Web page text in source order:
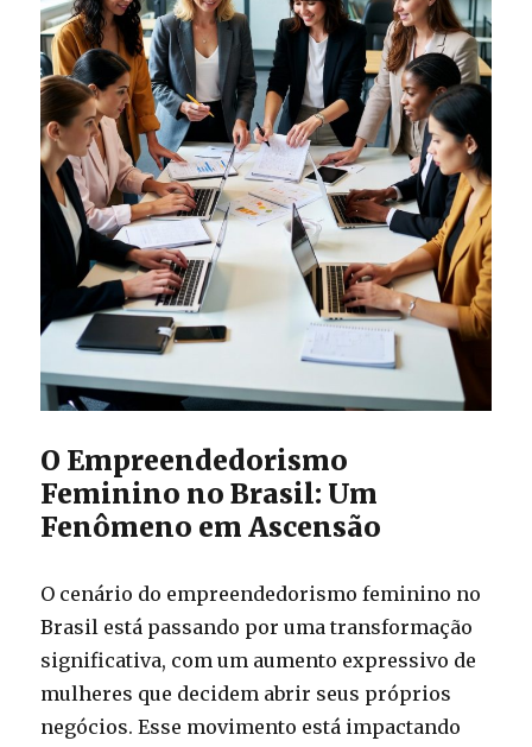
O Empreendedorismo
Feminino no Brasil: Um
Fenômeno em Ascensão
O cenário do empreendedorismo feminino no
Brasil está passando por uma transformação
significativa, com um aumento expressivo de
mulheres que decidem abrir seus próprios
negócios. Esse movimento está impactando